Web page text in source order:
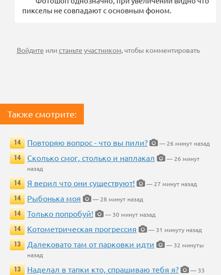
пикселы не совпадают с основным фоном.
Войдите илистаньте участником, чтобы комментировать
Также смотрите:
14 Повторяю вопрос - что вы пили?
— 26 минут назад
14
Сколько смог, столько и наплакал
— 26 минут
назад
14
Я верил что они существуют!
— 27 минут назад
14
Рыбонька моя
— 28 минут назад
14
Только попробуй!
— 30 минут назад
14
Котометрическая прогрессия
— 31 минуту назад
13
Далековато там от парковки идти
— 32 минуты
назад
13
Наделал в тапки кто, спрашиваю тебя я?
— 33